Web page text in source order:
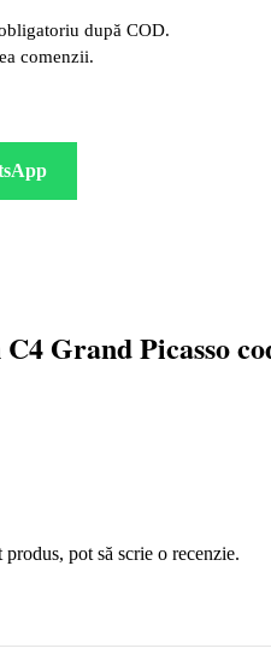
după COD.
comenzii.
Grand Picasso
pot să scrie o recenzie.